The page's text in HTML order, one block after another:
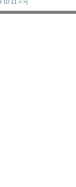
10 11 > >|